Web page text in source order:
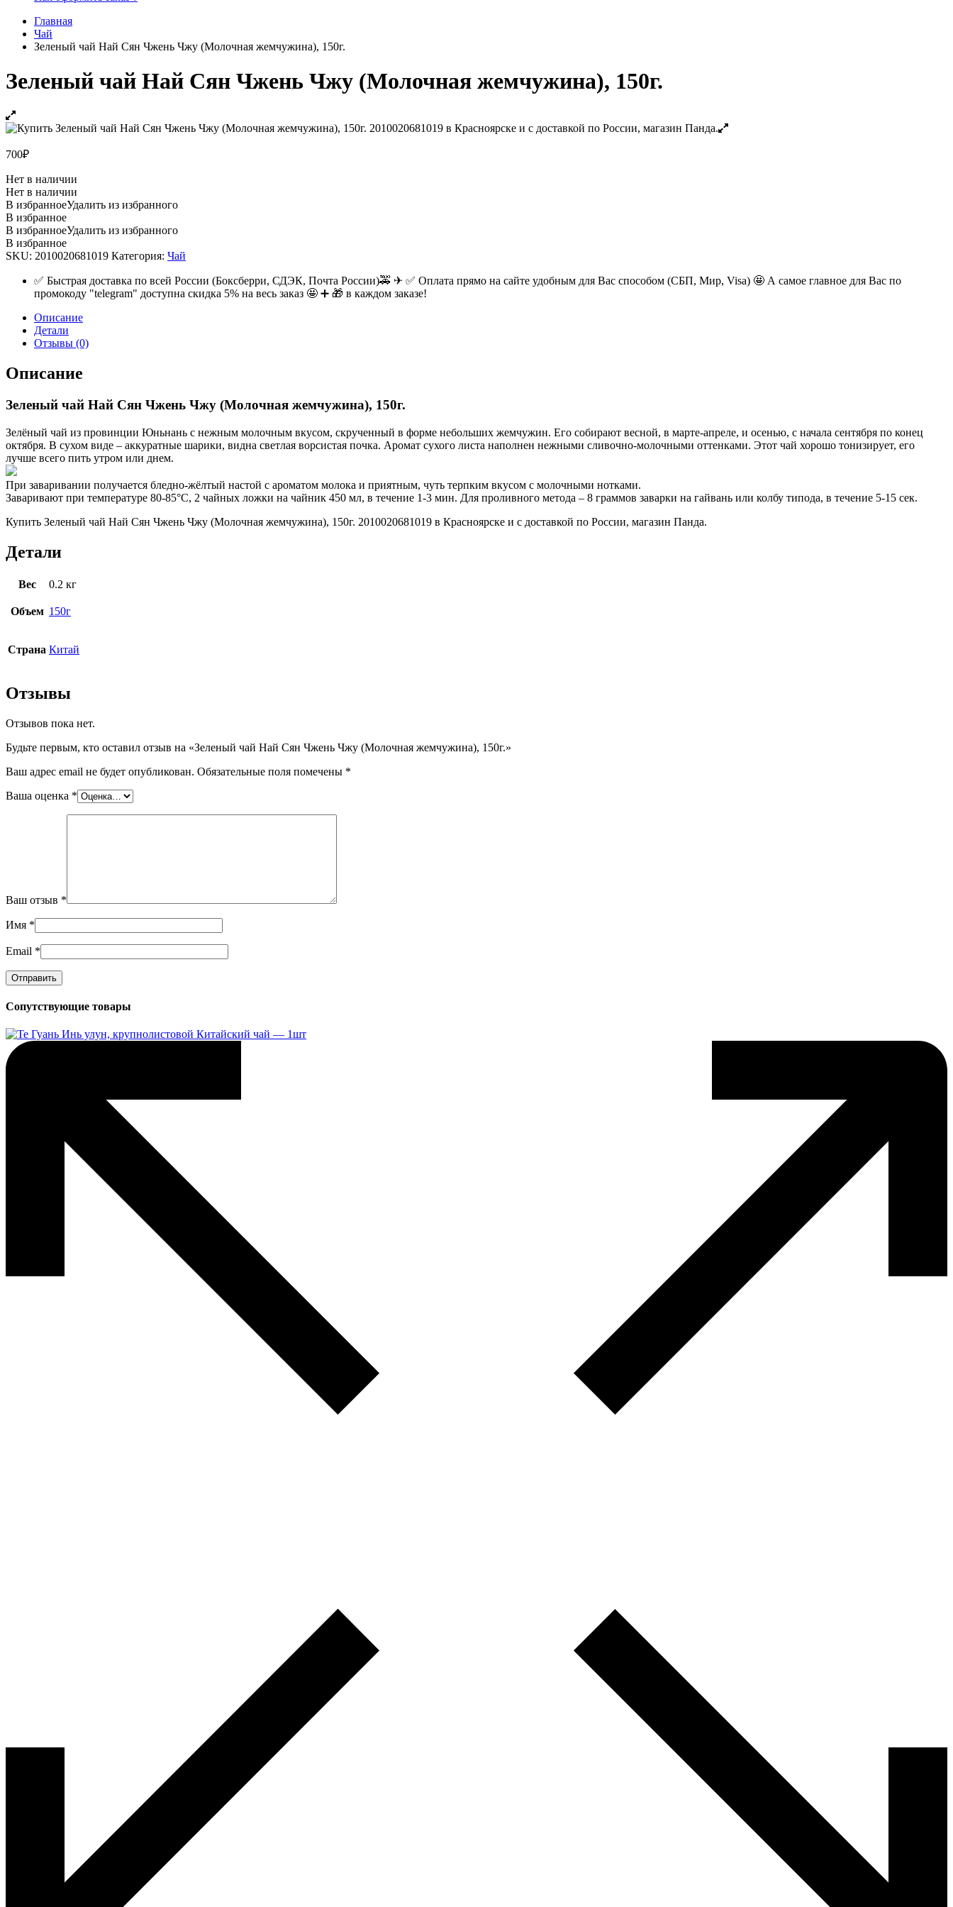
Главная
Чай
Зеленый чай Най Сян Чжень Чжу (Молочная жемчужина), 150г.
Зеленый чай Най Сян Чжень Чжу (Молочная жемчужина), 150г.
700₽
Нет в наличии
Нет в наличии
В избранноеУдалить из избранного
В избранное
В избранноеУдалить из избранного
В избранное
SKU: 2010020681019 Категория: Чай
✅ Быстрая доставка по всей России (Боксберри, СДЭК, Почта России)🚕 ✈ ✅ Оплата прямо на сайте удобным для Вас способом (СБП, Мир, Visa) 🤩 А самое главное для Вас по
промокоду "telegram" доступна скидка 5% на весь заказ 🤩 ➕ 🎁 в каждом заказе!
Описание
Детали
Отзывы (0)
Описание
Зеленый чай Най Сян Чжень Чжу (Молочная жемчужина), 150г.
Зелёный чай из провинции Юньнань с нежным молочным вкусом, скрученный в форме небольших жемчужин. Его собирают весной, в марте-апреле, и осенью, с начала сентября по конец
октября. В сухом виде – аккуратные шарики, видна светлая ворсистая почка. Аромат сухого листа наполнен нежными сливочно-молочными оттенками. Этот чай хорошо тонизирует, его
лучше всего пить утром или днем.
При заваривании получается бледно-жёлтый настой с ароматом молока и приятным, чуть терпким вкусом с молочными нотками.
Заваривают при температуре 80-85°C, 2 чайных ложки на чайник 450 мл, в течение 1-3 мин. Для проливного метода – 8 граммов заварки на гайвань или колбу типода, в течение 5-15 сек.
Купить Зеленый чай Най Сян Чжень Чжу (Молочная жемчужина), 150г. 2010020681019 в Красноярске и с доставкой по России, магазин Панда.
Детали
Вес 0.2 кг
Объем 150г
Страна Китай
Отзывы
Отзывов пока нет.
Будьте первым, кто оставил отзыв на «Зеленый чай Най Сян Чжень Чжу (Молочная жемчужина), 150г.»
Ваш адрес email не будет опубликован. Обязательные поля помечены *
Ваша оценка *
Ваш отзыв *
Имя *
Email *
Сопутствующие товары